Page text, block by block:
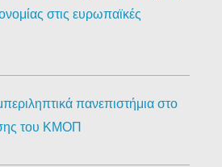
στις ευρωπαϊκές
πανεπιστήμια στο
του ΚΜΟΠ